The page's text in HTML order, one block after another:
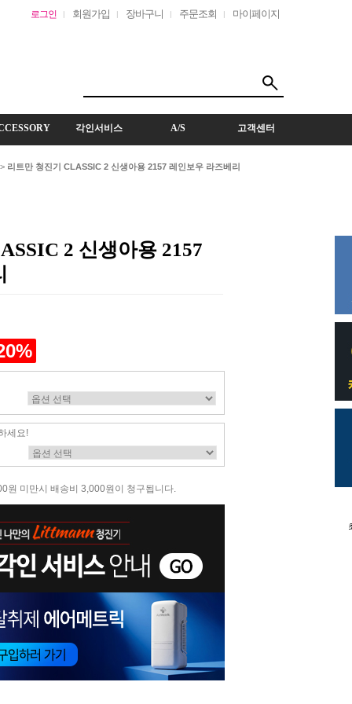
로그인 회원가입 장바구니 주문조회 마이페이지
각인서비스 A/S 고객센터
리트만 청진기 CLASSIC 2 신생아용 2157 레인보우 라즈베리
2 신생아용 2157
%
세요!
원 미만시 배송비 3,000원이 청구됩니다.